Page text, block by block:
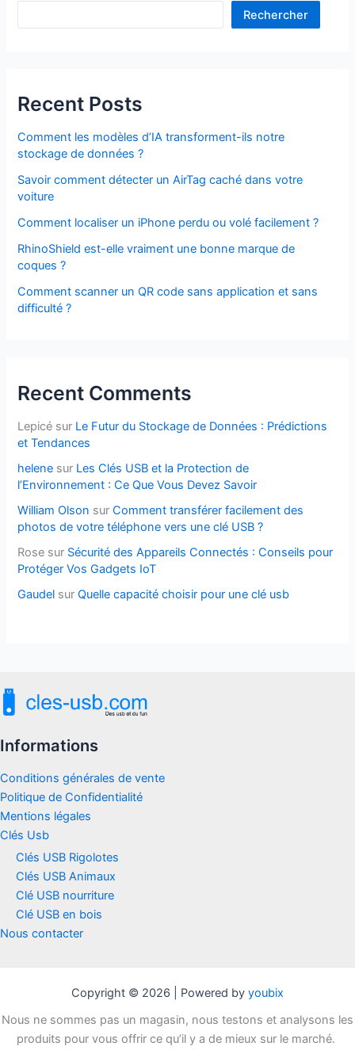
Rechercher
Recent Posts
Comment les modèles d’IA transforment-ils notre
stockage de données ?
Savoir comment détecter un AirTag caché dans votre
voiture
Comment localiser un iPhone perdu ou volé facilement ?
RhinoShield est-elle vraiment une bonne marque de
coques ?
Comment scanner un QR code sans application et sans
difficulté ?
Recent Comments
Lepicé sur Le Futur du Stockage de Données : Prédictions
et Tendances
helene sur Les Clés USB et la Protection de
l’Environnement : Ce Que Vous Devez Savoir
William Olson surComment transférer facilement des
photos de votre téléphone vers une clé USB ?
Rose sur Sécurité des Appareils Connectés : Conseils pour
Protéger Vos Gadgets IoT
Gaudel surQuelle capacité choisir pour une clé usb
Informations
Conditions générales de vente
Politique de Confidentialité
Mentions légales
Clés Usb
Clés USB Rigolotes
Clés USB Animaux
Clé USB nourriture
Clé USB en bois
Nous contacter
Copyright © 2026 | Powered by youbix
Nous ne sommes pas un magasin, nous testons et analysons les
produits pour vous offrir ce qu’il y a de mieux sur le marché.